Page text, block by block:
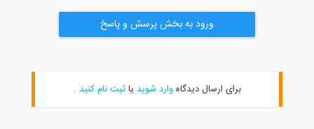
ورود به بخش پرسش و پاسخ
برای ارسال دیدگاهوارد شویدیا ثبت نام کنید.